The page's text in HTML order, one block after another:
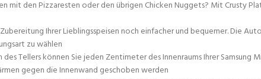
mit den Pizzaresten oder den übrigen Chicken Nuggets? Mit Crusty
Ihrer Lieblingsspeisen noch einfacher und bequemer. Die
zu wählen
Tellers können Sie jeden Zentimeter des Innenraums Ihrer
gegen die Innenwand geschoben werden